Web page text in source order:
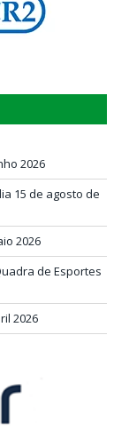
2026
15 de agosto de
2026
de Esportes
2026